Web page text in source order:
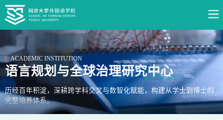
ACADEMIC INSTITUTION
语言规划与全球治理研究中心
历经百年积淀，深耕跨学科交叉与数智化赋能，构建从学士到博士的
完整培养体系。